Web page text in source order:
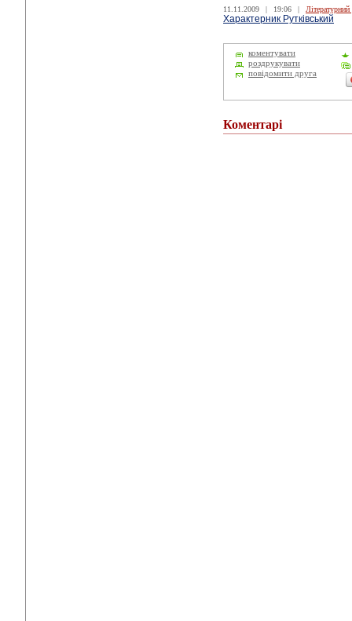
11.11.2009 | 19:06 |
Характерник Рутківський
коментувати
роздрукувати
повідомити друга
Коментарі